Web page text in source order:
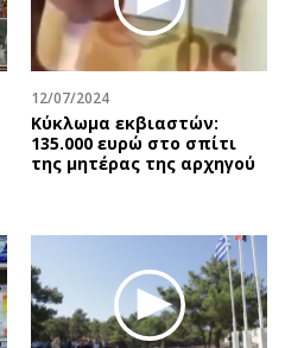
12/07/2024
Κύκλωμα εκβιαστών:
135.000 ευρώ στο σπίτι
της μητέρας της αρχηγού